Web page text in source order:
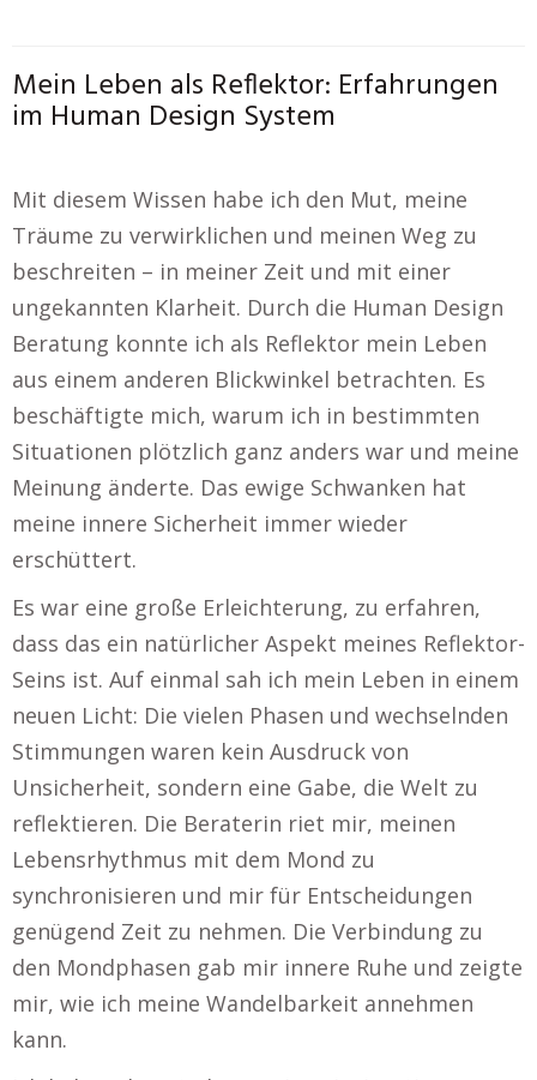
Mein Leben als Reflektor: Erfahrungen
im Human Design System
Mit diesem Wissen habe ich den Mut, meine
Träume zu verwirklichen und meinen Weg zu
beschreiten – in meiner Zeit und mit einer
ungekannten Klarheit. Durch die Human Design
Beratung konnte ich als Reflektor mein Leben
aus einem anderen Blickwinkel betrachten. Es
beschäftigte mich, warum ich in bestimmten
Situationen plötzlich ganz anders war und meine
Meinung änderte. Das ewige Schwanken hat
meine innere Sicherheit immer wieder
erschüttert.
Es war eine große Erleichterung, zu erfahren,
dass das ein natürlicher Aspekt meines Reflektor-
Seins ist. Auf einmal sah ich mein Leben in einem
neuen Licht: Die vielen Phasen und wechselnden
Stimmungen waren kein Ausdruck von
Unsicherheit, sondern eine Gabe, die Welt zu
reflektieren. Die Beraterin riet mir, meinen
Lebensrhythmus mit dem Mond zu
synchronisieren und mir für Entscheidungen
genügend Zeit zu nehmen. Die Verbindung zu
den Mondphasen gab mir innere Ruhe und zeigte
mir, wie ich meine Wandelbarkeit annehmen
kann.